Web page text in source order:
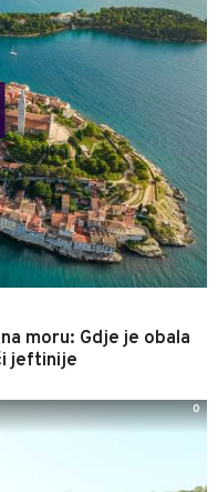
moru: Gdje je obala
jeftinije
0